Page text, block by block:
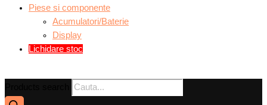
Piese si componente
Acumulatori/Baterie
Display
Lichidare stoc